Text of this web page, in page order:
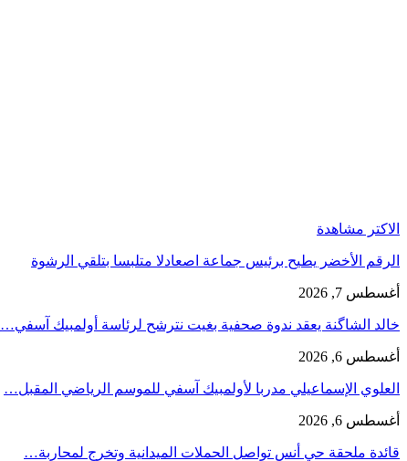
الاكتر مشاهدة
الرقم الأخضر يطيح برئيس جماعة اصعادلا متلبسا بتلقي الرشوة
أغسطس 7, 2026
خالد الشاگنة يعقد ندوة صحفية بغيت نترشح لرئاسة أولمبيك آسفي…
أغسطس 6, 2026
العلوي الإسماعيلي مدربا لأولمبيك آسفي للموسم الرياضي المقبل…
أغسطس 6, 2026
قائدة ملحقة حي أنس تواصل الحملات الميدانية وتخرج لمحاربة…